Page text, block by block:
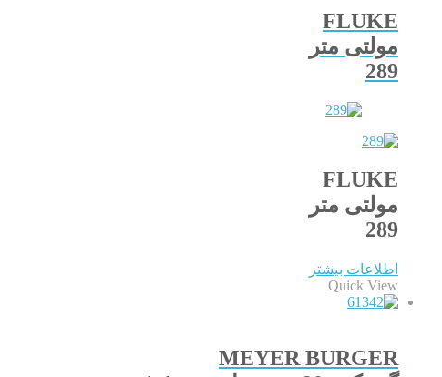
FLUKE
مولتی متر
289
FLUKE
مولتی متر
289
اطلاعات بیشتر
Quick View
MEYER BURGER